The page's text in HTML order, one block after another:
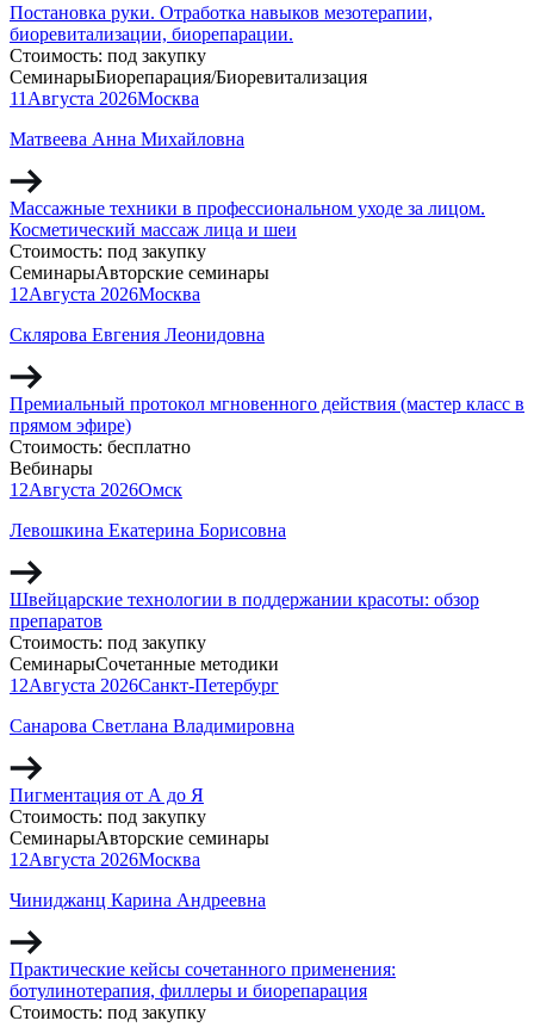
Постановка руки. Отработка навыков мезотерапии,
биоревитализации, биорепарации.
Стоимость: под закупку
СеминарыБиорепарация/Биоревитализация
11 Августа 2026Москва
Матвеева Анна Михайловна
Массажные техники в профессиональном уходе за лицом.
Косметический массаж лица и шеи
Стоимость: под закупку
СеминарыАвторские семинары
12Августа 2026Москва
Склярова Евгения Леонидовна
Премиальный протокол мгновенного действия (мастер класс в
прямом эфире)
Стоимость: бесплатно
Вебинары
12Августа 2026Омск
Левошкина Екатерина Борисовна
Швейцарские технологии в поддержании красоты: обзор
препаратов
Стоимость: под закупку
СеминарыСочетанные методики
12Августа 2026Санкт-Петербург
Санарова Светлана Владимировна
Пигментация от А до Я
Стоимость: под закупку
СеминарыАвторские семинары
12Августа 2026Москва
Чиниджанц Карина Андреевна
Практические кейсы сочетанного применения:
ботулинотерапия, филлеры и биорепарация
Стоимость: под закупку